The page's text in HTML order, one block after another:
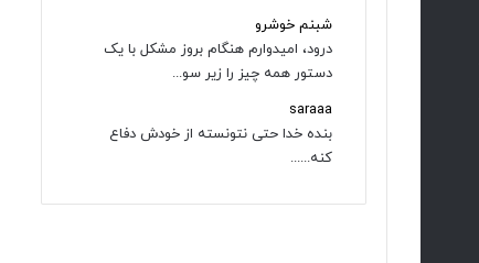
شبنم خوشرو
درود، امیدوارم هنگام بروز مشکل با یک
دستور همه چیز را زیر سو...
saraaa
بنده خدا حتی نتونسته از خودش دفاع
کنه......